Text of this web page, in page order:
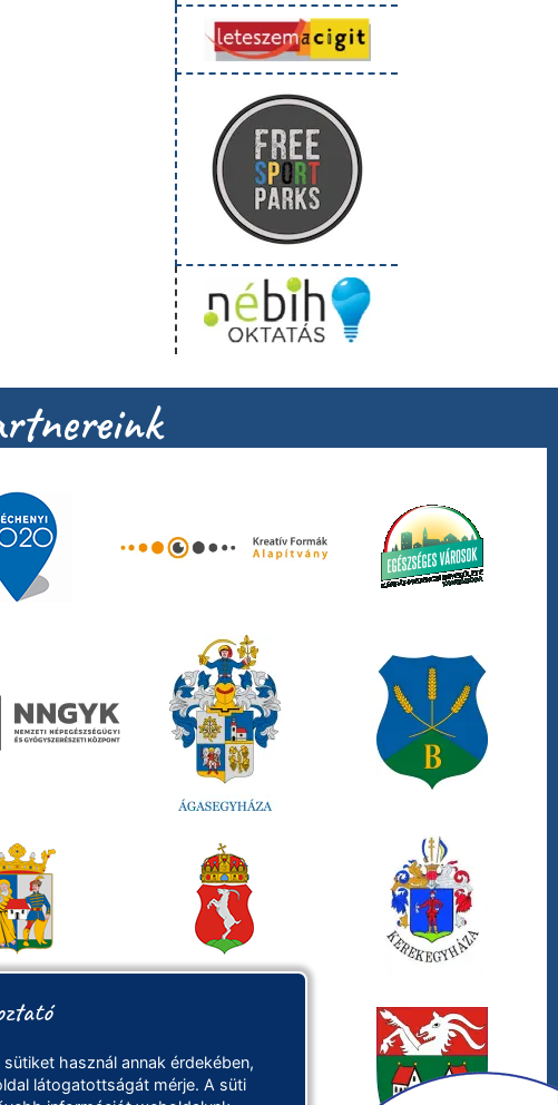
használ annak érdekében,
látogatottságát mérje. A süti